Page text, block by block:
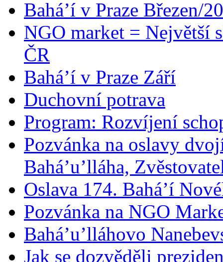
Bahá’í v Praze Březen/
NGO market = Největší
ČR
Bahá’í v Praze Září
Duchovní potrava
Program: Rozvíjení
Pozvánka na oslavy
Bahá’u’lláha,
Oslava 174. Bahá’í
Pozvánka na NGO
Bahá’u’lláhovo
Jak se dozvěděli